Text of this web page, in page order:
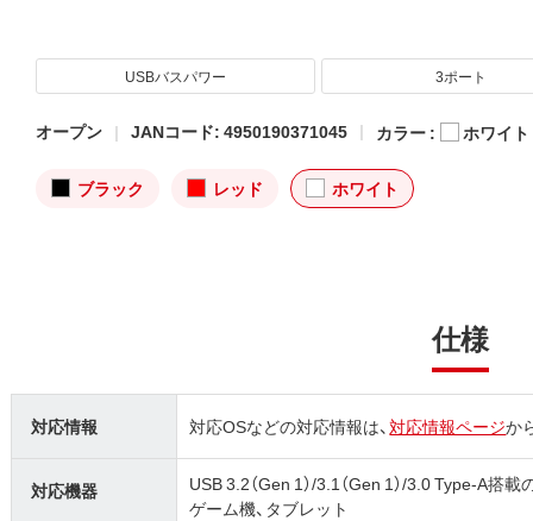
USBバスパワー 3ポート
オープン JANコード: 4950190371045 カラー : ホワイト
ブラック レッド ホワイト
仕様
対応情報 対応OSなどの対応情報は、対応情報ページか
対応機器
USB 3.2（Gen 1）/3.1（Gen 1）/3.0 Type-A搭
ゲーム機、タブレット